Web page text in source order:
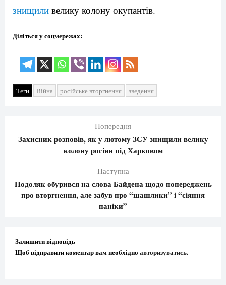
знищили велику колону окупантів.
Діліться у соцмережах:
Теги Війна російське вторгнення зведення
Попередня
Захисник розповів, як у лютому ЗСУ знищили велику
колону росіян під Харковом
Наступна
Подоляк обурився на слова Байдена щодо попереджень
про вторгнення, але забув про “шашлики” і “сіяння
паніки”
Залишити відповідь
Щоб відправити коментар вам необхідно авторизуватись.